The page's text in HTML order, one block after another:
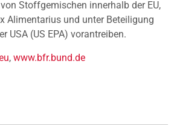
von Stoffgemischen innerhalb der EU,
Alimentarius und unter Beteiligung
USA (US EPA) vorantreiben.
, www.bfr.bund.de